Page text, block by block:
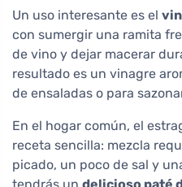
Un uso interesante es el
con sumergir una ramita
de vino y dejar macerar
resultado es un vinagre
de ensaladas o para
En el hogar común, el
receta sencilla: mezcla
picado, un poco de sal y